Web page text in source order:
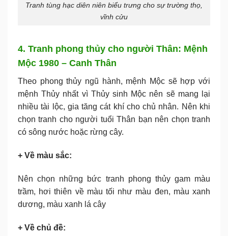
Tranh tùng hạc diên niên biểu trưng cho sự trường thọ,
vĩnh cửu
4. Tranh phong thủy cho người Thân: Mệnh
Mộc 1980 – Canh Thân
Theo phong thủy ngũ hành, mệnh Mộc sẽ hợp với
mệnh Thủy nhất vì Thủy sinh Mộc nên sẽ mang lại
nhiều tài lộc, gia tăng cát khí cho chủ nhân. Nên khi
chọn tranh cho người tuổi Thân bạn nên chọn tranh
có sông nước hoặc rừng cây.
+ Về màu sắc:
Nên chọn những bức tranh phong thủy gam màu
trầm, hơi thiên về màu tối như màu đen, màu xanh
dương, màu xanh lá cây
+ Về chủ đề: